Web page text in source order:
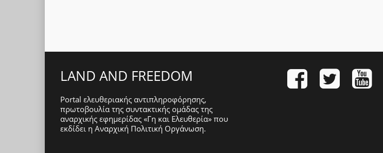
LAND AND FREEDOM
Portal ελευθεριακής αντιπληροφόρησης,
πρωτοβουλία της συντακτικής ομάδας της
αναρχικής εφημερίδας «Γη και Ελευθερία» που
εκδίδει η Αναρχική Πολιτική Οργάνωση.